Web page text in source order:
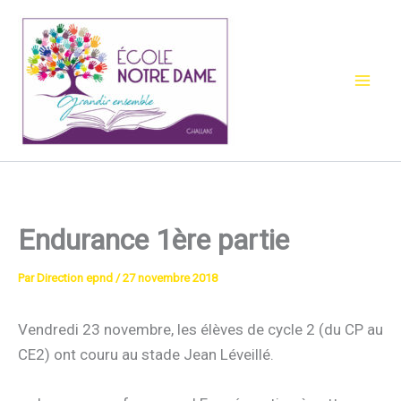
contenu
Endurance 1ère partie
Par Direction epnd /27 novembre 2018
Vendredi 23 novembre, les élèves de cycle 2 (du CP au
CE2) ont couru au stade Jean Léveillé.